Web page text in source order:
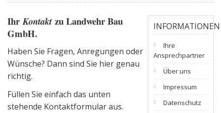
IhrKontaktzu Landwehr Bau
GmbH.
Haben Sie Fragen, Anregungen oder
Wünsche? Dann sind Sie hier genau
richtig.
Füllen Sie einfach das unten
stehende Kontaktformular aus.
INFORMATIONEN
Ihre
Ansprechpartner
Über uns
Impressum
Datenschutz